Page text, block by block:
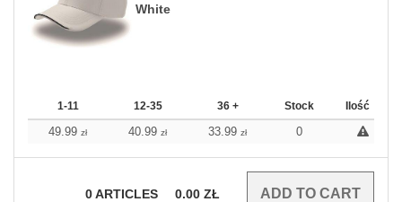
White
1-11 12-35 36 + Stock Ilość
49.99 zł 40.99 zł 33.99 zł 0
0ARTICLES 0.00 ZŁ